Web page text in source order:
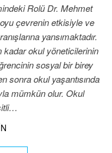
Rolü Dr. Mehmet
çevrenin etkisiyle ve
yansımaktadır.
kadar okul yöneticilerinin
sosyal bir birey
sonra okul yaşantısında
mümkün olur. Okul